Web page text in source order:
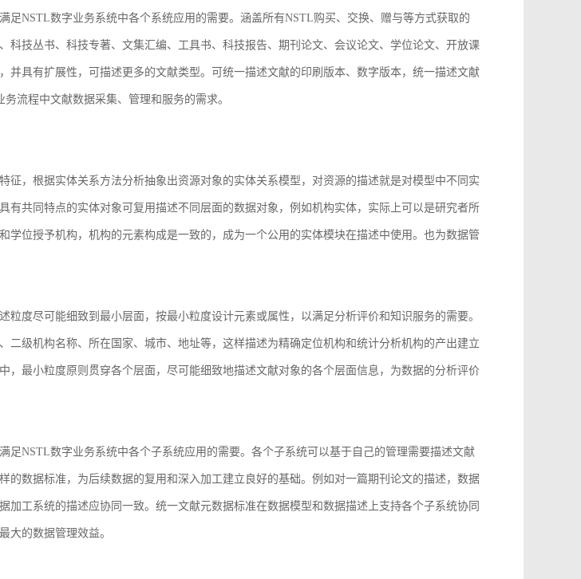
足NSTL数字业务系统中各个系统应用的需要。涵盖所有NSTL购买、交换、赠与等方式获取的
科技丛书、科技专著、文集汇编、工具书、科技报告、期刊论文、会议论文、学位论文、开放课
并具有扩展性，可描述更多的文献类型。可统一描述文献的印刷版本、数字版本，统一描述文献
流程中文献数据采集、管理和服务的需求。
征，根据实体关系方法分析抽象出资源对象的实体关系模型，对资源的描述就是对模型中不同实
有共同特点的实体对象可复用描述不同层面的数据对象，例如机构实体，实际上可以是研究者所
学位授予机构，机构的元素构成是一致的，成为一个公用的实体模块在描述中使用。也为数据管
粒度尽可能细致到最小层面，按最小粒度设计元素或属性，以满足分析评价和知识服务的需要。
二级机构名称、所在国家、城市、地址等，这样描述为精确定位机构和统计分析机构的产出建立
，最小粒度原则贯穿各个层面，尽可能细致地描述文献对象的各个层面信息，为数据的分析评价
足NSTL数字业务系统中各个子系统应用的需要。各个子系统可以基于自己的管理需要描述文献
的数据标准，为后续数据的复用和深入加工建立良好的基础。例如对一篇期刊论文的描述，数据
加工系统的描述应协同一致。统一文献元数据标准在数据模型和数据描述上支持各个子系统协同
大的数据管理效益。